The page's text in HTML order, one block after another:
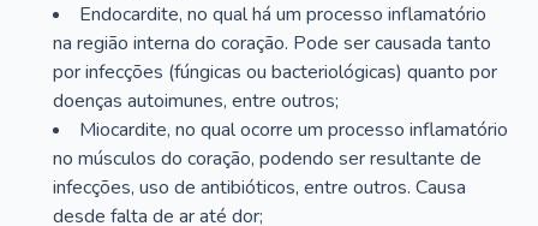
Endocardite, no qual há um processo inflamatório
na região interna do coração. Pode ser causada tanto
por infecções (fúngicas ou bacteriológicas) quanto por
doenças autoimunes, entre outros;
Miocardite, no qual ocorre um processo inflamatório
no músculos do coração, podendo ser resultante de
infecções, uso de antibióticos, entre outros. Causa
desde falta de ar até dor;